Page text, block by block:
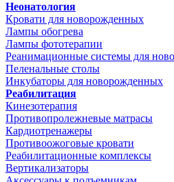
Неонатология
Кровати для новорожденных
Лампы обогрева
Лампы фототерапии
Реанимационные системы для
Пеленальные столы
Инкубаторы для новорожденных
Реабилитация
Кинезотерапия
Противопролежневые матрасы
Кардиотренажеры
Противоожоговые кровати
Реабилитационные комплексы
Вертикализаторы